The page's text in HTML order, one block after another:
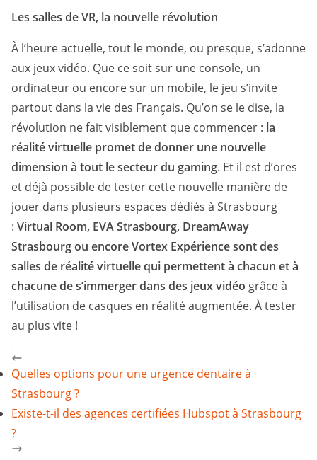
Les salles de VR, la nouvelle révolution
À l’heure actuelle, tout le monde, ou presque, s’adonne
aux jeux vidéo. Que ce soit sur une console, un
ordinateur ou encore sur un mobile, le jeu s’invite
partout dans la vie des Français. Qu’on se le dise, la
révolution ne fait visiblement que commencer : la
réalité virtuelle promet de donner une nouvelle
dimension à tout le secteur du gaming. Et il est d’ores
et déjà possible de tester cette nouvelle manière de
jouer dans plusieurs espaces dédiés à Strasbourg
: Virtual Room, EVA Strasbourg, DreamAway
Strasbourg ou encore Vortex Expérience sont des
salles de réalité virtuelle qui permettent à chacun et à
chacune de s’immergerdans des jeux vidéo grâce à
l’utilisation de casques en réalité augmentée. À tester
au plus vite !
Quelles options pour une urgence dentaire à
Strasbourg ?
Existe-t-il des agences certifiées Hubspot à Strasbourg
?